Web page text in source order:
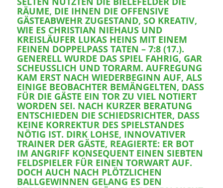
RÄUME, DIE IHNEN DIE OFFENSIVE
GÄSTEABWEHR ZUGESTAND, SO KREATIV,
WIE ES CHRISTIAN NIEHAUS UND
KREISLÄUFER LUKAS HEINS MIT EINEM
FEINEN DOPPELPASS TATEN – 7:8 (17.).
GENERELL WURDE DAS SPIEL FAHRIG, GAR
SCHEUSSLICH UND TORARM. AUFREGUNG K
AM ERST NACH WIEDERBEGINN AUF, ALS E
INIGE BEOBACHTER BEMÄNGELTEN, DASS F
ÜR DIE GÄSTE EIN TOR ZU VIEL NOTIERT W
ORDEN SEI. NACH KURZER BERATUNG E
NTSCHIEDEN DIE SCHIEDSRICHTER, DASS K
EINE KORREKTUR DES SPIELSTANDES N
ÖTIG IST. DIRK LOHSE, INNOVATIVER T
RAINER DER GÄSTE, REAGIERTE: ER BOT I
M ANGRIFF KONSEQUENT EINEN SIEBTEN F
ELDSPIELER FÜR EINEN TORWART AUF. D
OCH AUCH NACH PLÖTZLICHEN B
ALLGEWINNEN GELANG ES DEN V